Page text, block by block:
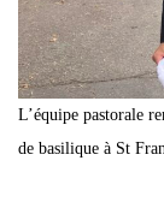
L’équipe pastorale
de basilique à St